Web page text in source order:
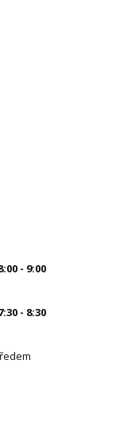
- 9:00
- 8:30